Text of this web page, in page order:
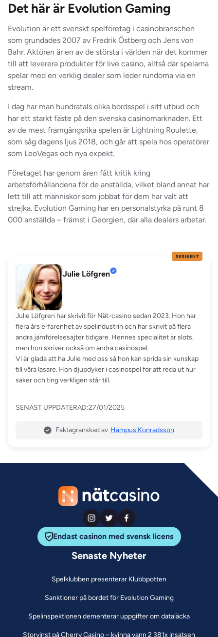
Det här är Evolution Gaming
Evolution är ett svenskt spelföretag i casinobranschen
som grundades 2007 av Fredrik Östberg och Jens von
Bahr. Aktören är en av de största i världen när det kommer
till att leverera produkter för live casino, alltså där spelarna
spelar med en verklig dealer som leder rundorna via en
stream.
I dag har man hundratals olika bordsspel i sitt utbud och
har ett starkt fäste på den svenska casinomarknaden. Ett
av de mest framgångsrika spelen är Lightning Roulette,
som såg dagens ljus 2018, och går att spela hos operatörer
som LeoVegas och nya expekt.
Företaget har genom åren fått kritik kring
arbetsförhållandena för de anställda, vilket bland annat har
lett till att människor som jobbat för dem har valt att
strejka. Evolution Gaming har en personalstyrka på runt 8
000 anställda – främst i Georgien, där alla dealers arbetar.
Julie Löfgren
Julie Löfgren har skrivit för Nät-casino sedan 2023. Hon har
flera års erfarenhet av spelindustrin och har skrivit på flera
andra jämförelsesajter tidigare. Hennes specialitet är slots,
men hon skriver också om andra casinospel.
Vi är glada att ha Julie med oss så hon kan sprida sin kunskap
till våra läsare. Hon djupdyker i casinospel för att reda ut hur
saker och ting verkligen står till.
SKRIBENT
SENAST UPPDATERAD:27/01/2025
Faktagranskad av Hampus Konradsson
Senaste Nyheter
Spelklubben presenterar Klubbpotten
Sanktioner på bordet för Evolution Gaming
Spelinspektionen dementerar uppgifter om dataläcka
Storvinst på Cherry Casino – kvinna vann 2 381x insatsen
Endast casinon med svensk licens